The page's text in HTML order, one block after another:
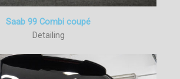
Saab 99 Combi coupé
Detailing